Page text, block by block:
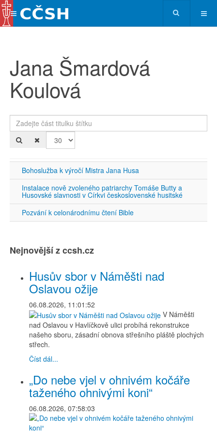
Jana Šmardová
Koulová
Zadejte část titulku štítku
Bohoslužba k výročí Mistra Jana Husa
Instalace nově zvoleného patriarchy Tomáše Butty a
Husovské slavnosti v Církvi československé husitské
Pozvání k celonárodnímu čtení Bible
Nejnovější z ccsh.cz
Husův sbor v Náměšti nad
Oslavou ožije
06.08.2026, 11:01:52
V Náměšti
nad Oslavou v Havlíčkově ulici probíhá rekonstrukce
našeho sboru, zásadní obnova střešního pláště plochých
střech.
Číst dál...
„Do nebe vjel v ohnivém kočáře
taženého ohnivými koni“
06.08.2026, 07:58:03